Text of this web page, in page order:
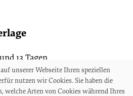
13 Tagen
unserer Webseite Ihren speziellen
nutzen wir Cookies. Sie haben die
welche Arten von Cookies während Ihres